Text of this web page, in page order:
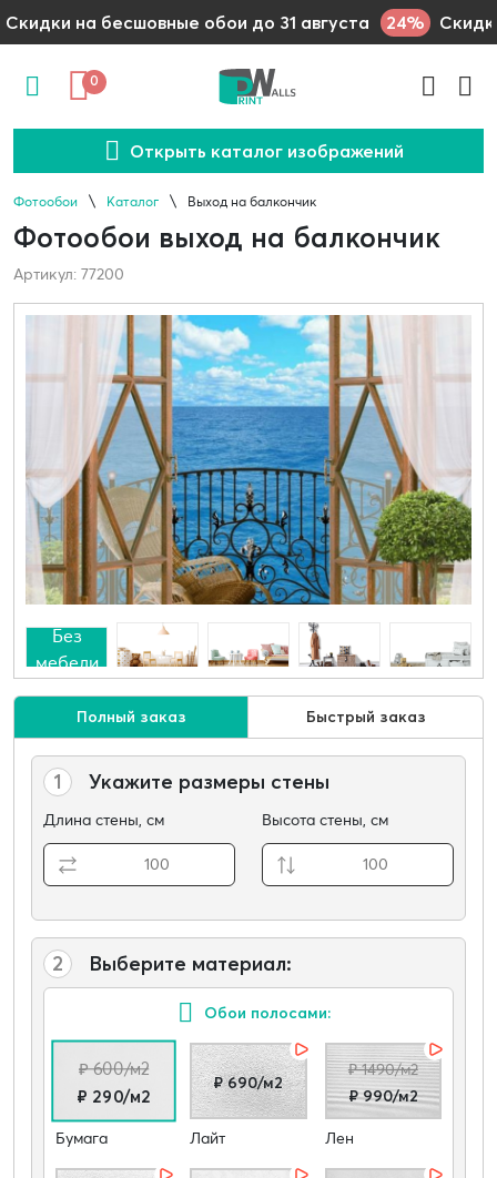
Скидки на бесшовные обои до 31 августа 24%
0
Открыть каталог изображений
Фотообои Каталог Выход на балкончик
Фотообои выход на балкончик
Артикул: 77200
Без
мебели
Полный заказ Быстрый заказ
1 Укажите размеры стены
Длина стены, см Высота стены, см
2 Выберите материал:
Обои полосами:
₽ 600/м2
₽ 290/м2
Бумага
₽ 690/м2
Лайт
₽ 1490/м2
₽ 990/м2
Лен